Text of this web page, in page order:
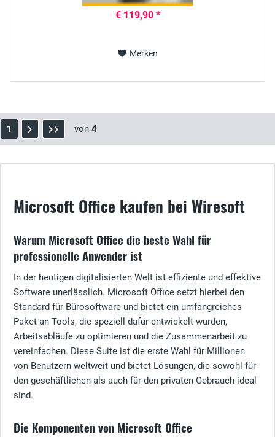
€ 119,90 *
Merken
1 von 4
Microsoft Office kaufen bei Wiresoft
Warum Microsoft Office die beste Wahl für
professionelle Anwender ist
In der heutigen digitalisierten Welt ist effiziente und effektive
Software unerlässlich. Microsoft Office setzt hierbei den
Standard für Bürosoftware und bietet ein umfangreiches
Paket an Tools, die speziell dafür entwickelt wurden,
Arbeitsabläufe zu optimieren und die Zusammenarbeit zu
vereinfachen. Diese Suite ist die erste Wahl für Millionen
von Benutzern weltweit und bietet Lösungen, die sowohl für
den geschäftlichen als auch für den privaten Gebrauch ideal
sind.
Die Komponenten von Microsoft Office